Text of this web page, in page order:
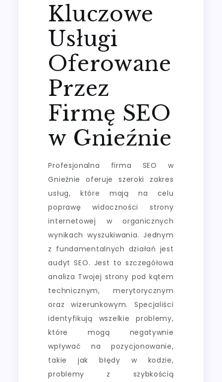
Kluczowe
Usługi
Oferowane
Przez
Firmę SEO
w Gnieźnie
Profesjonalna firma SEO w
Gnieźnie oferuje szeroki zakres
usług, które mają na celu
poprawę widoczności strony
internetowej w organicznych
wynikach wyszukiwania. Jednym
z fundamentalnych działań jest
audyt SEO. Jest to szczegółowa
analiza Twojej strony pod kątem
technicznym, merytorycznym
oraz wizerunkowym. Specjaliści
identyfikują wszelkie problemy,
które mogą negatywnie
wpływać na pozycjonowanie,
takie jak błędy w kodzie,
problemy z szybkością